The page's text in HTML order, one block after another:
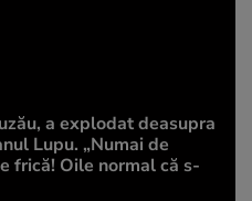
a explodat deasupra
Lupu. „Numai de
frică! Oile normal că s-